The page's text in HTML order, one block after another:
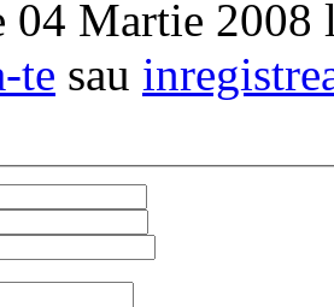
04 Martie 2008
te sau